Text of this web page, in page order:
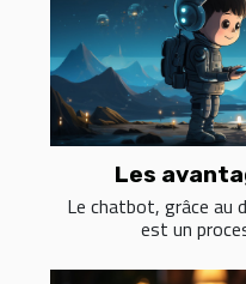
Les
Le chatbot, grâce au
est un